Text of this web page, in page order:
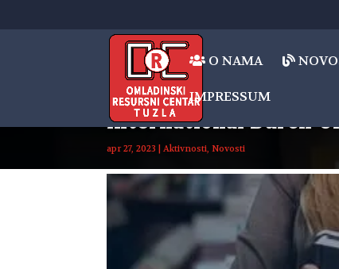
O NAMA
IMPRESSUM
International Burch
apr 27, 2023 |Aktivnosti,Novosti